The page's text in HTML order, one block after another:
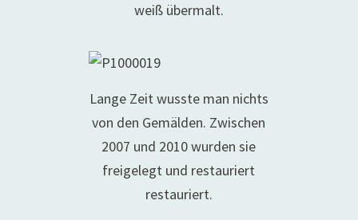
weiß übermalt.
Lange Zeit wusste man nichts
von den Gemälden. Zwischen
2007 und 2010 wurden sie
freigelegt und restauriert
restauriert.